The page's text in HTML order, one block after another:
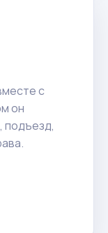
с
он
подъезд,